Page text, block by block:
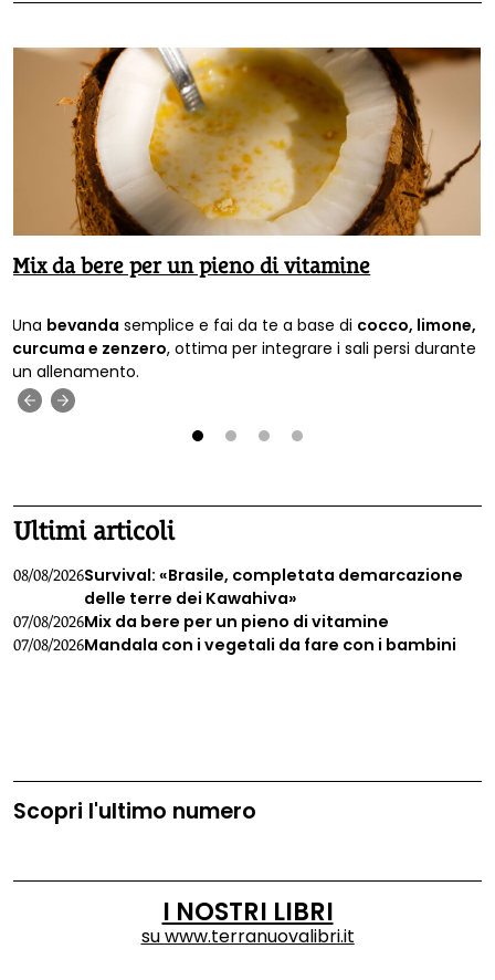
Mix da bere per un pieno di vitamine
Una bevanda semplice e fai da te a base di cocco, limone,
curcuma e zenzero, ottima per integrare i sali persi durante
un allenamento.
Ultimi articoli
08/08/2026Survival: «Brasile, completata demarcazione
delle terre dei Kawahiva»
07/08/2026Mix da bere per un pieno di vitamine
07/08/2026Mandala con i vegetali da fare con i bambini
Scopri l'ultimo numero
I NOSTRI LIBRI
suwww.terranuovalibri.it